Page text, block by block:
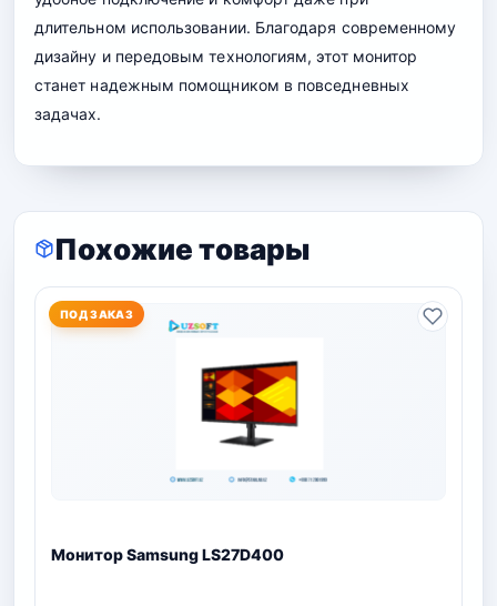
длительном использовании. Благодаря современному
дизайну и передовым технологиям, этот монитор
станет надежным помощником в повседневных
задачах.
Похожие товары
ПОД ЗАКАЗ
Монитор Samsung LS27D400